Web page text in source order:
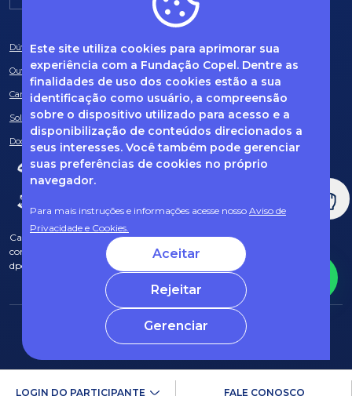
LOGIN DO PARTICIPANTE FALE CONOSCO
Este site utiliza cookies para aprimorar sua
experiência com a Fundação Copel. Dentre as
finalidades de uso dos cookies estão a sua
identificação como usuário, a compreensão
sobre o dispositivo utilizado para acesso e a
disponibilização de conteúdos direcionados a
seus interesses. Você também pode gerenciar
suas preferências de cookies no próprio
navegador.
Para mais instruções e informações acesse nosso Aviso de
Privacidade e Cookies.
Aceitar
Rejeitar
Gerenciar
Dúvidas frequentes
Ouvidoria
Canal de Denúncias
Solicitação de informações
Documentos obrigatórios
Caso tenha dúvidas sobre Privacidade de Dados e LGPD, entre em
contato com o nosso DPO (encarregado de dados) via e-mail:
dpo@fcopel.org.br
© 2025 Fundação Copel Todos os direitos reservados